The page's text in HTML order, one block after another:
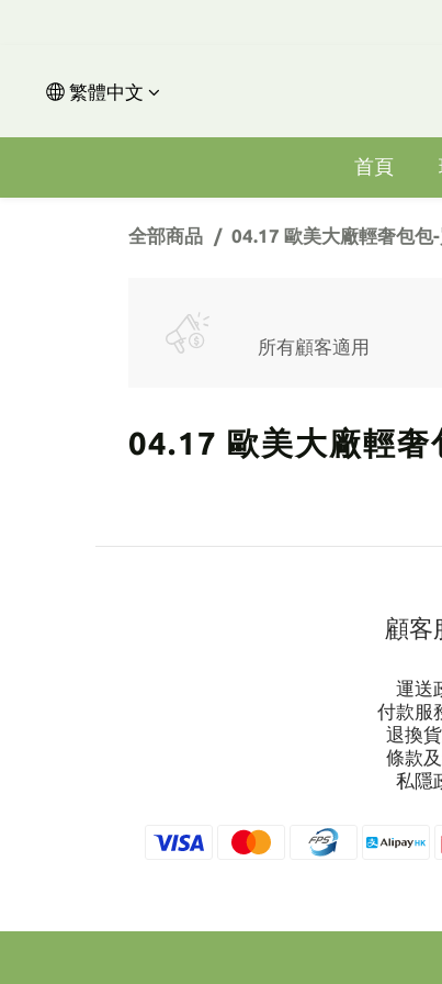
繁體中文
首頁
全部商品 04.17 歐美大廠輕奢包包
所有顧客適用
04.17 歐美大廠輕
顧客
運送
付款服
退換
條款
私隱